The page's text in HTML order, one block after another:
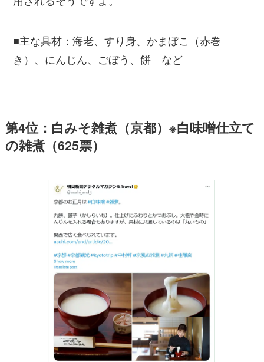
■主な具材：海老、すり身、かまぼこ（赤巻
き）、にんじん、ごぼう、餅 など
第4位：白みそ雑煮（京都）※白味噌仕立て
の雑煮（625票）